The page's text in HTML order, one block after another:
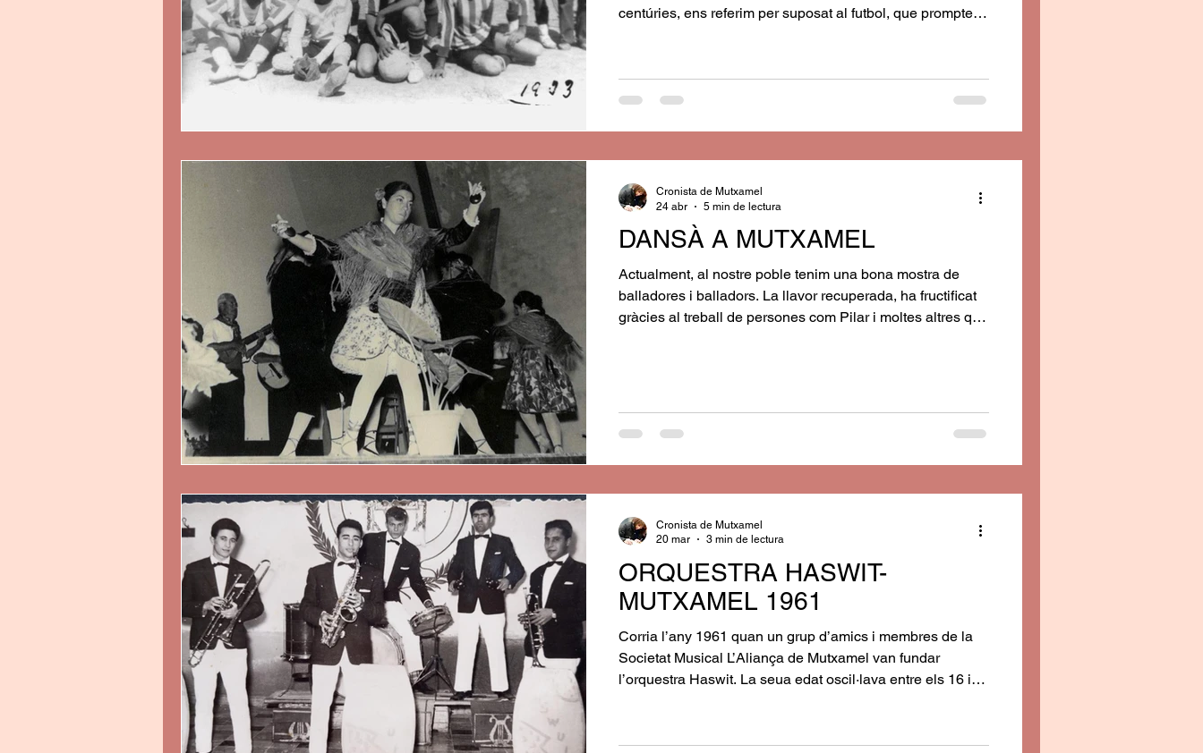
centúries, ens referim per suposat al futbol, que prompte
DANSÀ A MUTXAMEL
Actualment, al nostre poble tenim una bona mostra de
balladores i balladors. La llavor recuperada, ha fructificat
gràcies al treball de persones com Pilar i moltes altres que
Cronista de Mutxamel
24 abr
5 min de lectura
ORQUESTRA HASWIT-
MUTXAMEL 1961
Corria l’any 1961 quan un grup d’amics i membres de la
Societat Musical L’Aliança de Mutxamel van fundar
l’orquestra Haswit. La seua edat oscil·lava entre els 16 i
al ser els més components mes jovenets de la banda, els
Cronista de Mutxamel
20 mar
3 min de lectura